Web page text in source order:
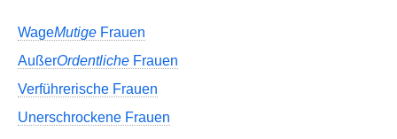
WageMutige Frauen
AußerOrdentliche Frauen
Verführerische Frauen
Unerschrockene Frauen